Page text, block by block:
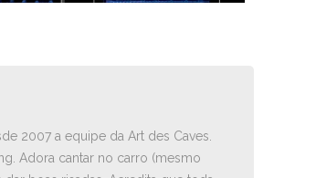
2007 a equipe da Art des Caves.
Adora cantar no carro ­(mesmo